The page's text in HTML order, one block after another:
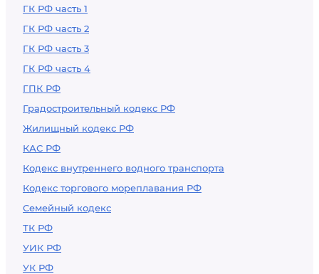
ГК РФ часть 1
ГК РФ часть 2
ГК РФ часть 3
ГК РФ часть 4
ГПК РФ
Градостроительный кодекс РФ
Жилищный кодекс РФ
КАС РФ
Кодекс внутреннего водного транспорта
Кодекс торгового мореплавания РФ
Семейный кодекс
ТК РФ
УИК РФ
УК РФ